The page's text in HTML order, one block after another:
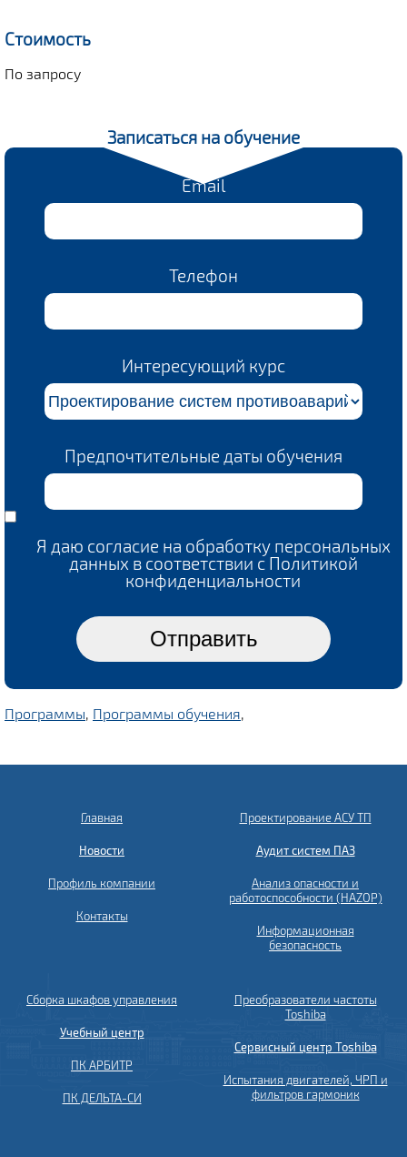
Стоимость
По запросу
Записаться на обучение
Email
Телефон
Интересующий курс
Предпочтительные даты обучения
Я даю согласие на обработку персональных
данных в соответствии с Политикой
конфиденциальности
Программы, Программы обучения,
Главная
Новости
Профиль компании
Контакты
Проектирование АСУ ТП
Аудит систем ПАЗ
Анализ опасности и
работоспособности (HAZOP)
Информационная
безопасность
Сборка шкафов управления
Учебный центр
ПК АРБИТР
ПК ДЕЛЬТА-СИ
Преобразователи частоты
Toshiba
Сервисный центр Toshiba
Испытания двигателей, ЧРП и
фильтров гармоник